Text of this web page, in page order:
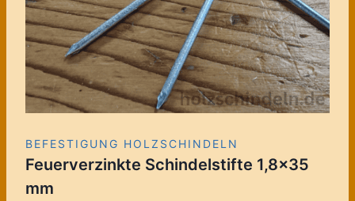
BEFESTIGUNG HOLZSCHINDELN
Feuerverzinkte Schindelstifte 1,8×35
mm